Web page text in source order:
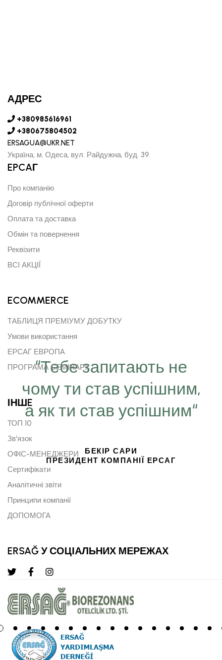
“Тебе запитають не
чому ти став успішним,
а як ти став успішним“
БЕКІР САРИ
ПРЕЗИДЕНТ КОМПАНІЇ ЕРСАГ
АДРЕС
+380985616961
+380675804502
ERSAGUA@UKR.NET
Україна, м. Одеса, вул. Райдужна, буд. 39.
EPCAГ
Про компанію
Договір публічної оферти
Оплата та доставка
Обмін та повернення
Реквізити
ВСІ АКЦІЇ
ECOMMERCE
ТАБЛИЦЯ ПРЕМІУМУ ДОБУТКУ
Умови використання
ЕРСАГ ЕВРОПА
ПРОГРАМА СЕМІНАРУ
ІНШE
ТОП 10
Зв'язок
ОФІС-МЕНЕДЖЕРИ
Сертифікати
Аналітичні звіти
Принципи компанії
ДОПОМОГА
ERSAĞ У СОЦІАЛЬНИХ МЕРЕЖАХ